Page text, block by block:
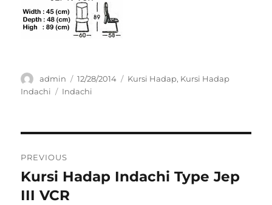
Author
admin
Posted
on
12/28/2014 Categories
Kursi Hadap, Kursi Hadap
Indachi
Tags
Indachi
navigation
PREVIOUS
Previous
post:
Kursi Hadap Indachi Type Jep
III VCR